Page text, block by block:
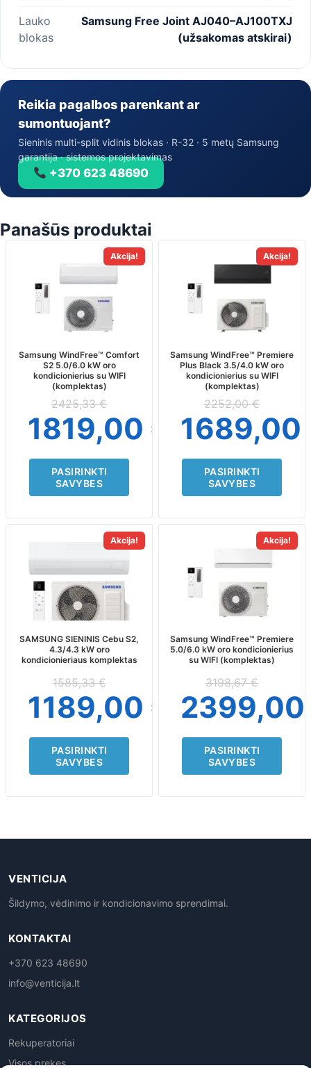
Lauko
blokas
Samsung Free Joint AJ040–AJ100TXJ
(užsakomas atskirai)
Reikia pagalbos parenkant ar
sumontuojant?
Sieninis multi-split vidinis blokas · R-32 · 5 metų Samsung
garantija · sistemos projektavimas
+370 623 48690
Panašūs produktai
Akcija!
Samsung WindFree™ Comfort
S2 5.0/6.0 kW oro
kondicionierius su WIFI
(komplektas)
2425,33€
1819,00 €
PASIRINKTI
SAVYBES
has
multiple
variants.
The
may
be
chosen
the
product
page
Akcija!
Samsung WindFree™ Premiere
Plus Black 3.5/4.0 kW oro
kondicionierius su WIFI
(komplektas)
2252,00€
1689,00
PASIRINKTI
SAVYBES
product
has
multiple
variants.
The
may
be
chosen
the
product
page
Akcija!
SAMSUNG SIENINIS Cebu S2,
4.3/4.3 kW oro
kondicionieriaus komplektas
1585,33€
1189,00 €
PASIRINKTI
SAVYBES
multiple
variants.
The
options
may
be
chosen
on
the
product
page
Akcija!
Samsung WindFree™ Premiere
5.0/6.0 kW oro kondicionierius
su WIFI (komplektas)
3198,67€
2399,00
PASIRINKTI
SAVYBES
has
multiple
variants.
The
may
be
chosen
on
the
product
page
VENTICIJA
Šildymo, vėdinimo ir kondicionavimo sprendimai.
KONTAKTAI
+370 623 48690
info@venticija.lt
KATEGORIJOS
Rekuperatoriai
Visos prekes